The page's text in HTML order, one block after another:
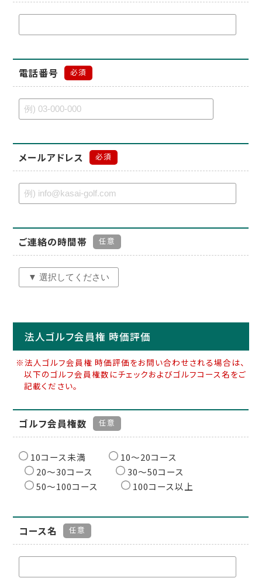
電話番号 必須
メールアドレス 必須
ご連絡の時間帯 任意
法人ゴルフ会員権 時価評価
※法人ゴルフ会員権 時価評価をお問い合わせされる場合は、
以下のゴルフ会員権数にチェックおよびゴルフコース名をご
記載ください。
ゴルフ会員権数 任意
10コース未満
10〜20コース
20〜30コース
30〜50コース
50〜100コース
100コース以上
コース名 任意